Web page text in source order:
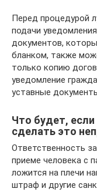
Перед процедурой
подачи
документов,
бланком, также
только копию
уведомление
уставные
Что будет,
сделать это
Ответственность
приеме человека с
ложится на плечи
штраф и другие